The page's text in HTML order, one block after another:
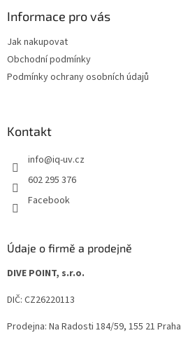
Informace pro vás
Jak nakupovat
Obchodní podmínky
Podmínky ochrany osobních údajů
Kontakt
info@iq-uv.cz
602 295 376
Facebook
Údaje o firmě a prodejně
DIVE POINT, s.r.o.
DIČ: CZ26220113
Prodejna: Na Radosti 184/59, 155 21 Praha